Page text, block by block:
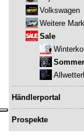
Volkswagen
Weitere
Sale
Händlerportal
Prospekte